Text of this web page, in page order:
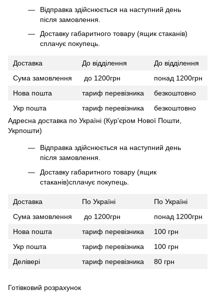
Відправка здійснюється на наступний день
після замовлення.
Доставку габаритного товару (ящик стаканів)
сплачує покупець.
Доставка До відділення
До відділення
Сума замовлення
до 1200грн
понад 1200грн
Нова пошта
тариф перевізника
безкоштовно
Укр пошта
тариф перевізника
безкоштовно
Адресна доставка по Україні (Кур'єром Нової Пошти,
Укрпошти)
Відправка здійснюється на наступний день
після замовлення.
Доставку габаритного товару (ящик
стаканів)сплачує покупець.
Доставка По Україні
По Україні
Сума замовлення
до 1200грн
понад 1200грн
Нова пошта
тариф перевізника
100 грн
Укр пошта
тариф перевізника
100 грн
Делівері
тариф перевізника 80 грн
Готівковий розрахунок